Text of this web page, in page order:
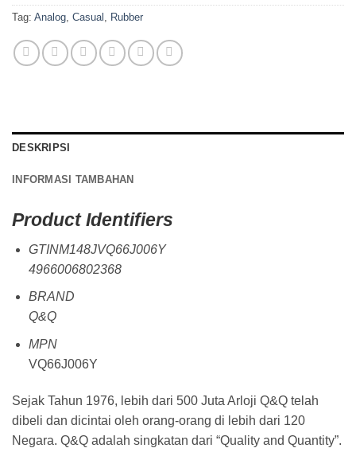
Tag: Analog, Casual , Rubber
DESKRIPSI
INFORMASI TAMBAHAN
Product Identifiers
GTINM148JVQ66J006Y
4966006802368
BRAND
Q&Q
MPN
VQ66J006Y
Sejak Tahun 1976, lebih dari 500 Juta Arloji Q&Q telah
dibeli dan dicintai oleh orang-orang di lebih dari 120
Negara. Q&Q adalah singkatan dari “Quality and Quantity”.